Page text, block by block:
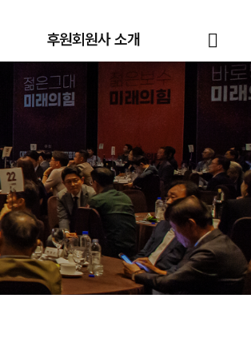
후원회원사 소개